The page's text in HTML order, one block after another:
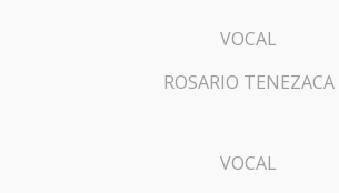
VOCAL
ROSARIO TENEZACA
VOCAL